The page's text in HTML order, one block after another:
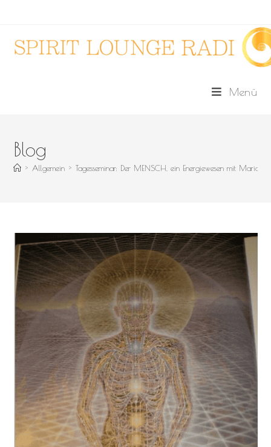
Menü
Blog
> Allgemein > Tagesseminar: Der MENSCH, ein Energiewesen mit Marion